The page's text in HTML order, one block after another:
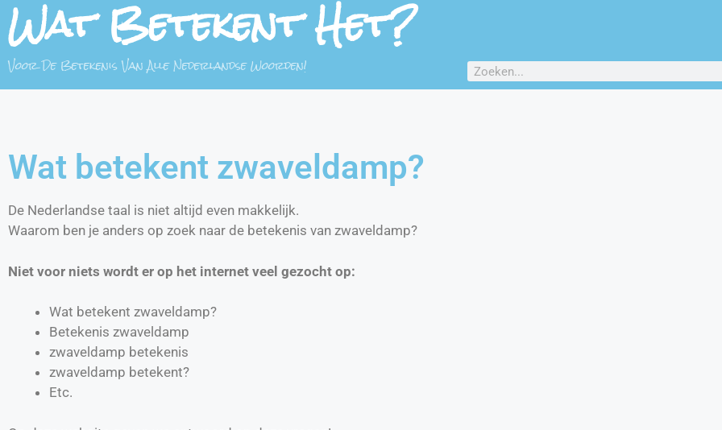
Wat Betekent Het?
Voor De Betekenis Van Alle Nederlandse Woorden!
Wat betekent zwaveldamp?
De Nederlandse taal is niet altijd even makkelijk.
Waarom ben je anders op zoek naar de betekenis van zwaveldamp?
Niet voor niets wordt er op het internet veel gezocht op:
Wat betekent zwaveldamp?
Betekenis zwaveldamp
zwaveldamp betekenis
zwaveldamp betekent?
Etc.